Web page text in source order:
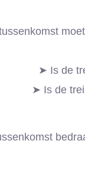
➤ Is de
➤ Is de